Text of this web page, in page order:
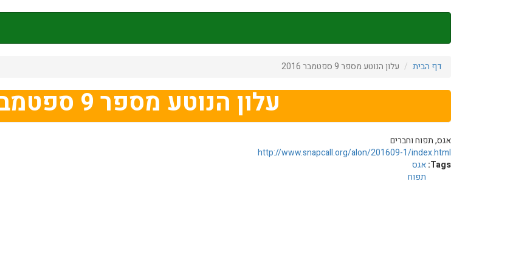
דף הבית עלון הנוטע מספר 9 ספטמבר 2016
עלון הנוטע מספר 9 ספטמבר 2016
אגס, תפוח וחברים
http://www.snapcall.org/alon/201609-1/index.html
Tags: אגס
תפוח